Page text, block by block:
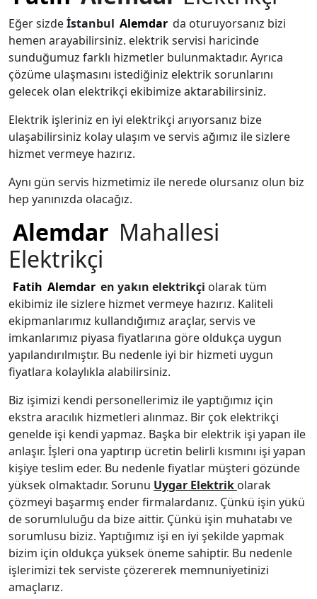
Eğer sizdeİstanbul Alemdar da oturuyorsanız bizi
hemen arayabilirsiniz. elektrik servisi haricinde
sunduğumuz farklı hizmetler bulunmaktadır. Ayrıca
çözüme ulaşmasını istediğiniz elektrik sorunlarını
gelecek olan elektrikçi ekibimize aktarabilirsiniz.
Elektrik işleriniz en iyi elektrikçi arıyorsanız bize
ulaşabilirsiniz kolay ulaşım ve servis ağımız ile sizlere
hizmet vermeye hazırız.
Aynı gün servis hizmetimiz ile nerede olursanız olun biz
hep yanınızda olacağız.
Alemdar Mahallesi
Elektrikçi
Fatih Alemdar en yakın elektrikçi olarak tüm
ekibimiz ile sizlere hizmet vermeye hazırız. Kaliteli
ekipmanlarımız kullandığımız araçlar, servis ve
imkanlarımız piyasa fiyatlarına göre oldukça uygun
yapılandırılmıştır. Bu nedenle iyi bir hizmeti uygun
fiyatlara kolaylıkla alabilirsiniz.
Biz işimizi kendi personellerimiz ile yaptığımız için
ekstra aracılık hizmetleri alınmaz. Bir çok elektrikçi
genelde işi kendi yapmaz. Başka bir elektrik işi yapan ile
anlaşır. İşleri ona yaptırıp ücretin belirli kısmını işi yapan
kişiye teslim eder. Bu nedenle fiyatlar müşteri gözünde
yüksek olmaktadır. Sorunu Uygar Elektrik olarak
çözmeyi başarmış ender firmalardanız. Çünkü işin yükü
de sorumluluğu da bize aittir. Çünkü işin muhatabı ve
sorumlusu biziz. Yaptığımız işi en iyi şekilde yapmak
bizim için oldukça yüksek öneme sahiptir. Bu nedenle
işlerimizi tek serviste çözererek memnuniyetinizi
amaçlarız.